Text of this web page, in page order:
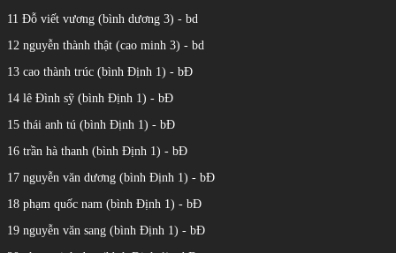
11 Đỗ viết vương (bình dương 3) - bd
12 nguyễn thành thật (cao minh 3) - bd
13 cao thành trúc (bình Định 1) - bĐ
14 lê Đình sỹ (bình Định 1) - bĐ
15 thái anh tú (bình Định 1) - bĐ
16 trần hà thanh (bình Định 1) - bĐ
17 nguyễn văn dương (bình Định 1) - bĐ
18 phạm quốc nam (bình Định 1) - bĐ
19 nguyễn văn sang (bình Định 1) - bĐ